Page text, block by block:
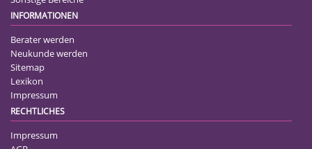
INFORMATIONEN
Berater werden
Neukunde werden
Sitemap
Lexikon
Impressum
RECHTLICHES
Impressum